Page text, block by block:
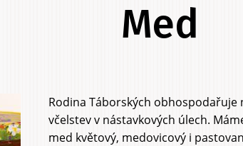
Food & Drink
Garden &
Orchard
Med
Rodina Táborských obhospodařuje
včelstev v nástavkových úlech.
med květový, medovicový i